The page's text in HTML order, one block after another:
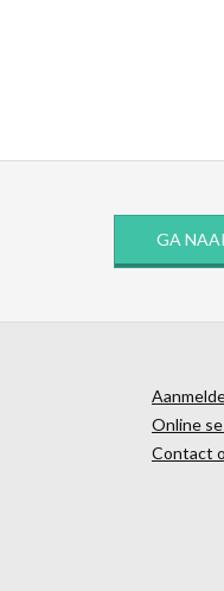
GA
Online
Contact